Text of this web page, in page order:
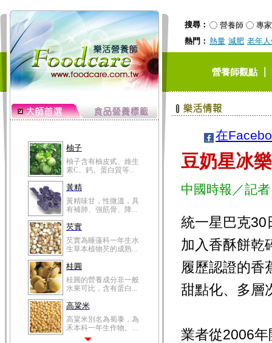
搜尋： 營養師
專家
熱門： 熱量 減肥 老年
營養師觀點｜
柚子
柚子含有柚皮甙、維生
素C、鈣、蛋白質等...
黃精
黃精味甘，性微溫，具
有補肺、強筋骨、降...
芡實
芡實為睡蓮科一年生水
生草本植物芡的成熟...
桂圓
桂圓的營養成分非一般
水果可比，含有蛋白...
高粱米
高粱米別名為蜀黍，為
禾本科一年生作物。...
在
豆奶星冰
中國時報／記
統一星巴克30
加入香酥餅乾
履歷認證的香
甜點化、多層
業者從2006